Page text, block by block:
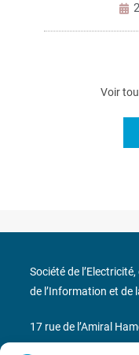
Voir
Société de
de l’Information et de
17 rue de l’Amiral